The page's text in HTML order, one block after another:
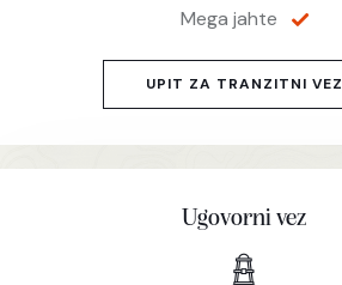
Mega jahte
UPIT ZA TRANZITNI VEZ
Ugovorni vez